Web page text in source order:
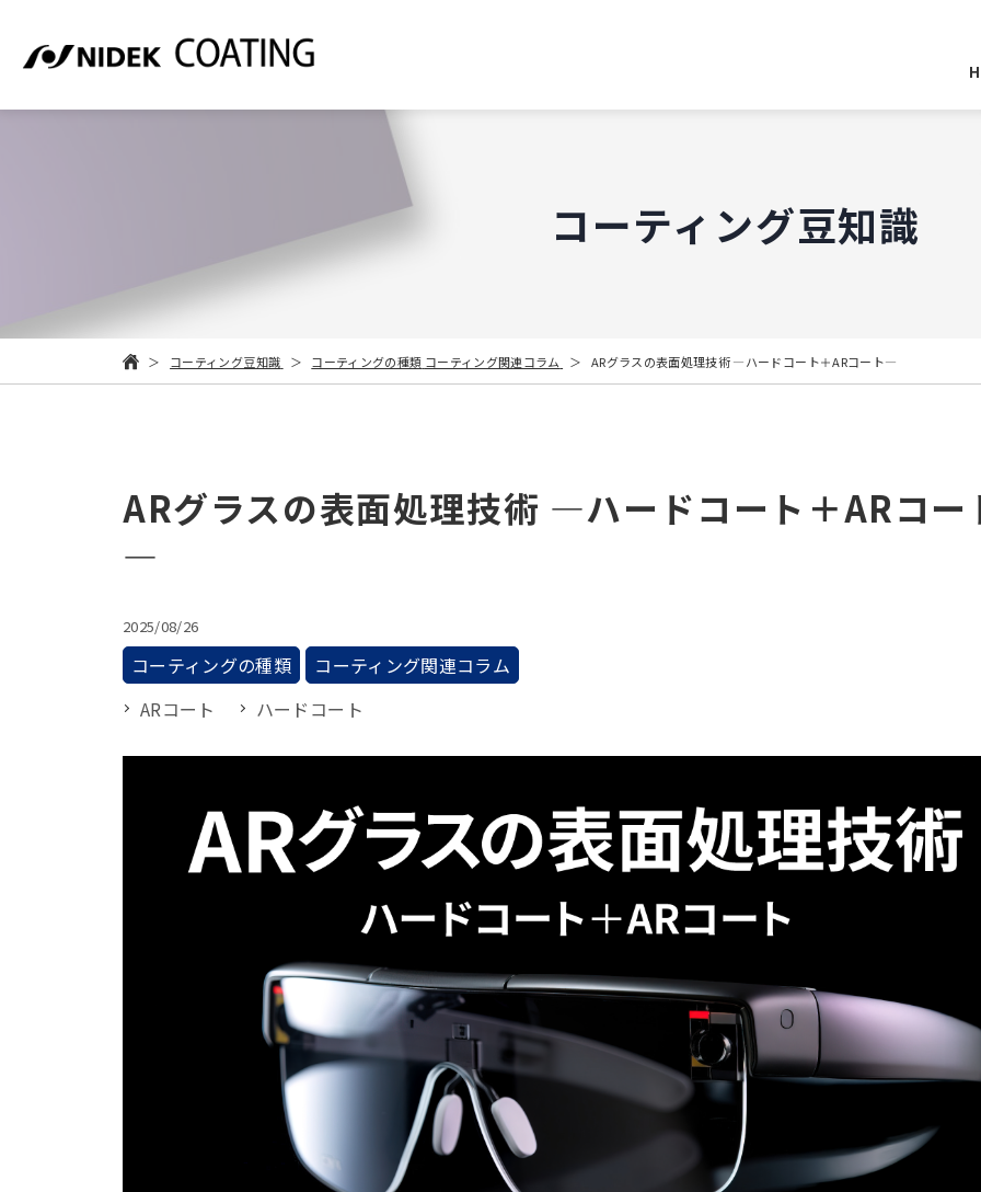
コーティング豆知識
コーティング豆知識 コーティングの種類 コーティング関連コラム ARグラスの表面処理技術 ―ハードコート＋ARコート―
ARグラスの表面処理技術 ―ハードコート＋ARコー
―
2025/08/26
コーティングの種類
コーティング関連コラム
ARコート
ハードコート